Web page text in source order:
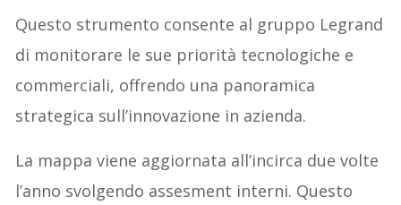
Questo strumento consente al gruppo Legrand
di monitorare le sue priorità tecnologiche e
commerciali, offrendo una panoramica
strategica sull’innovazione in azienda.
La mappa viene aggiornata all’incirca due volte
l’anno svolgendo assesment interni. Questo